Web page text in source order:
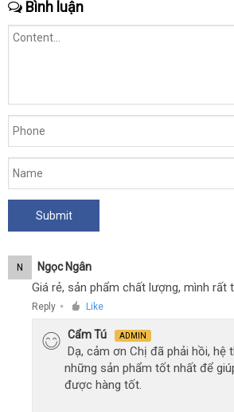
Bình luận
N Ngọc Ngân
Giá rẻ, sản phẩm chất lượng, mình rất
Reply ● Like
Cẩm Tú ADMIN
Dạ, cảm ơn Chị đã phải hồi, hệ
những sản phẩm tốt nhất để
được hàng tốt.